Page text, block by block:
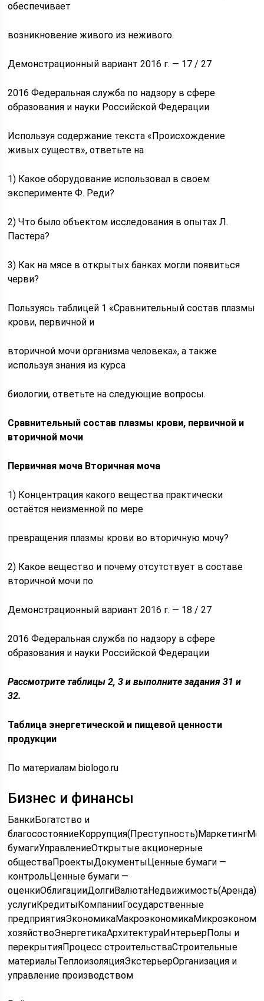
обеспечивает
возникновение живого из неживого.
Демонстрационный вариант 2016 г. — 17 / 27
2016 Федеральная служба по надзору в сфере
образования и науки Российской Федерации
Используя содержание текста «Происхождение
живых существ», ответьте на
1) Какое оборудование использовал в своем
эксперименте Ф. Реди?
2) Что было объектом исследования в опытах Л.
Пастера?
3) Как на мясе в открытых банках могли появиться
черви?
Пользуясь таблицей 1 «Сравнительный состав плазмы
крови, первичной и
вторичной мочи организма человека», а также
используя знания из курса
биологии, ответьте на следующие вопросы.
Сравнительный состав плазмы крови, первичной и
вторичной мочи
Первичная моча Вторичная моча
1) Концентрация какого вещества практически
остаётся неизменной по мере
превращения плазмы крови во вторичную мочу?
2) Какое вещество и почему отсутствует в составе
вторичной мочи по
Демонстрационный вариант 2016 г. — 18 / 27
2016 Федеральная служба по надзору в сфере
образования и науки Российской Федерации
Рассмотрите таблицы 2, 3 и выполните задания 31 и
32.
Таблица энергетической и пищевой ценности
продукции
По материалам biologo.ru
Бизнес и финансы
БанкиБогатство и
бумагиУправлениеОткрытые акционерные
обществаПроектыДокументыЦенные бумаги —
контрольЦенные бумаги —
услугиКредитыКомпанииГосударственные
хозяйствоЭнергетикаАрхитектураИнтерьерПолы и
перекрытияПроцесс строительстваСтроительные
материалыТеплоизоляцияЭкстерьерОрганизация и
управление производством